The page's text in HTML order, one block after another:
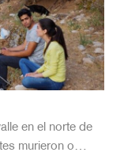
en el norte de
murieron o…